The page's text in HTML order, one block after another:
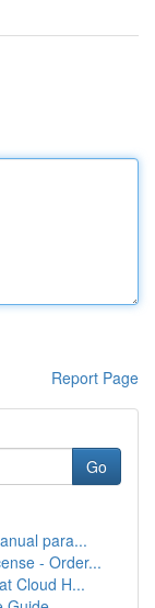
Report Page
Go
para...
- Order...
Cloud H...